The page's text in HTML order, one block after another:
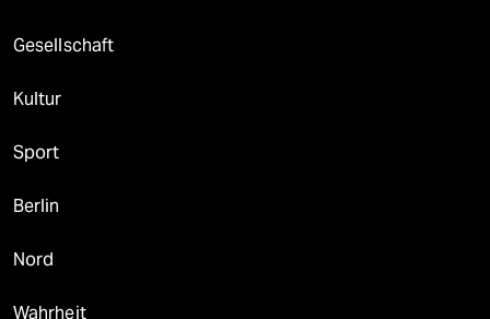
Gesellschaft
Kultur
Sport
Berlin
Nord
Wahrheit